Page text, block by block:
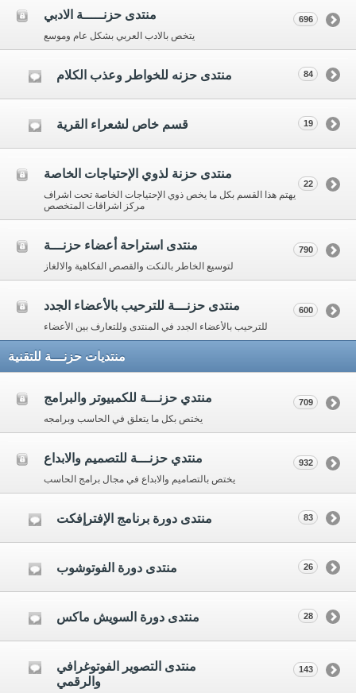
منتدى حزنـــــة الادبي
يتخص بالادب العربي بشكل عام وموسع
696
منتدى حزنه للخواطر وعذب الكلام 84
قسم خاص لشعراء القرية 19
منتدى حزنة لذوي الإحتياجات الخاصة
يهتم هذا القسم بكل ما يخص ذوي الإحتياجات الخاصة تحت اشراف
مركز اشراقات المتخصص
22
منتدى استراحة أعضاء حزنـــة
لتوسيع الخاطر بالنكت والقصص الفكاهية والالغاز
790
منتدى حزنـــة للترحيب بالأعضاء الجدد
للترحيب بالأعضاء الجدد في المنتدى وللتعارف بين الأعضاء
600
منتديات حزنـــة للتقنية
منتدي حزنـــة للكمبيوتر والبرامج
يختص بكل ما يتعلق في الحاسب وبرامجه
709
منتدي حزنـــة للتصميم والابداع
يختص بالتصاميم والابداع في مجال برامج الحاسب
932
منتدى دورة برنامج الإفترإفكت 83
منتدى دورة الفوتوشوب 26
منتدى دورة السويش ماكس 28
منتدى التصوير الفوتوغرافي
والرقمي
143